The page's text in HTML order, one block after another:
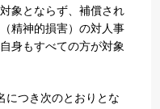
象とならず、補償され
精神的損害）の対人事
身もすべての方が対象
につき次のとおりとな